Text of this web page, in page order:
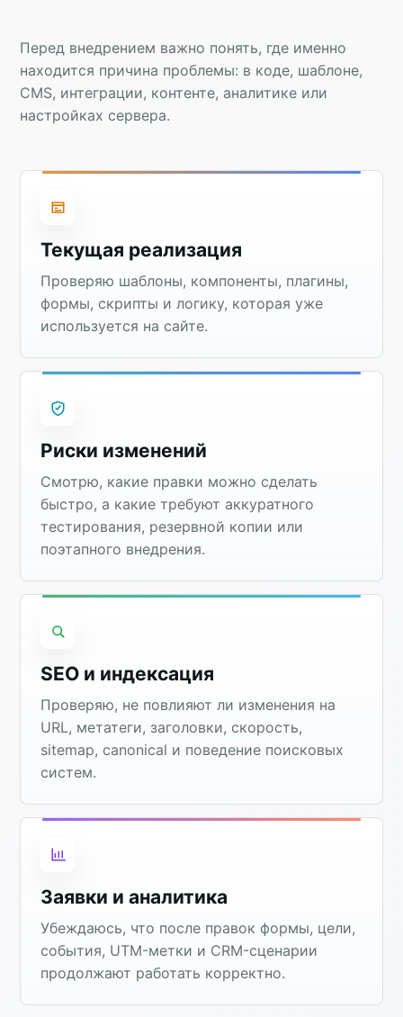
Перед внедрением важно понять, где именно
находится причина проблемы: в коде, шаблоне,
CMS, интеграции, контенте, аналитике или
настройках сервера.
Текущая реализация
Проверяю шаблоны, компоненты, плагины,
формы, скрипты и логику, которая уже
используется на сайте.
Риски изменений
Смотрю, какие правки можно сделать
быстро, а какие требуют аккуратного
тестирования, резервной копии или
поэтапного внедрения.
SEO и индексация
Проверяю, не повлияют ли изменения на
URL, метатеги, заголовки, скорость,
sitemap, canonical и поведение поисковых
систем.
Заявки и аналитика
Убеждаюсь, что после правок формы, цели,
события, UTM-метки и CRM-сценарии
продолжают работать корректно.